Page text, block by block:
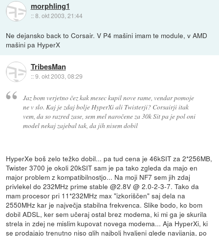
morphling1
::8. okt 2003, 21:44
Ne dejansko back to Corsair. V P4 mašini imam te module, v AMD
mašini pa HyperX
TribesMan
::9. okt 2003, 08:29
Jaz bom verjetno čez kak mesec kupil nove rame, vendar pomoje
ne v slo. Kaj je zdaj bolje HyperXi ali Twisterji? Corsairji itak
vem, da so razred zase, sem mel naročene za 30k Sit pa je pol oni
model nekaj zajebal tak, da jih nisem dobil
HyperXe boš zelo težko dobil... pa tud cena je 46kSIT za 2*256MB,
Twister 3700 je okoli 20kSIT sam je pa tako zgleda da majo en
major problem z kompatibilnostjo... Na moji NF7 sem jih zdaj
privlekel do 232MHz prime stable @2.8V @ 2.0-2-3-7. Tako da
mam procesor pri 11*232MHz max "izkoriščen" saj dela na
2550MHz kar je največja stabilna frekvenca. Slike bodo, ko bom
dobil ADSL, ker sem učeraj ostal brez modema, ki mi ga je skurila
strela in zdej ne mislim kupovat novega modema... Aja HyperXi, ki
se prodajajo trenutno niso glih najbolj hvaljeni glede navijanja, po